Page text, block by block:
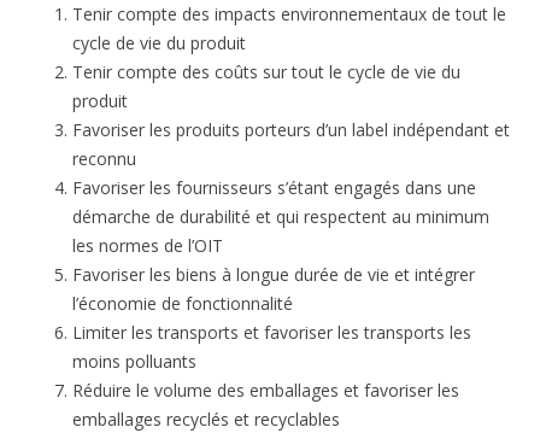
Tenir compte des impacts environnementaux de tout le
cycle de vie du produit
Tenir compte des coûts sur tout le cycle de vie du
produit
Favoriser les produits porteurs d’un label indépendant et
reconnu
Favoriser les fournisseurs s’étant engagés dans une
démarche de durabilité et qui respectent au minimum
les normes de l’OIT
Favoriser les biens à longue durée de vie et intégrer
l’économie de fonctionnalité
Limiter les transports et favoriser les transports les
moins polluants
Réduire le volume des emballages et favoriser les
emballages recyclés et recyclables